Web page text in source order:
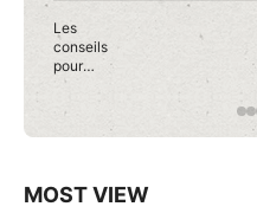
Les
conseils
pour
débuter
e sur
MOST VIEW